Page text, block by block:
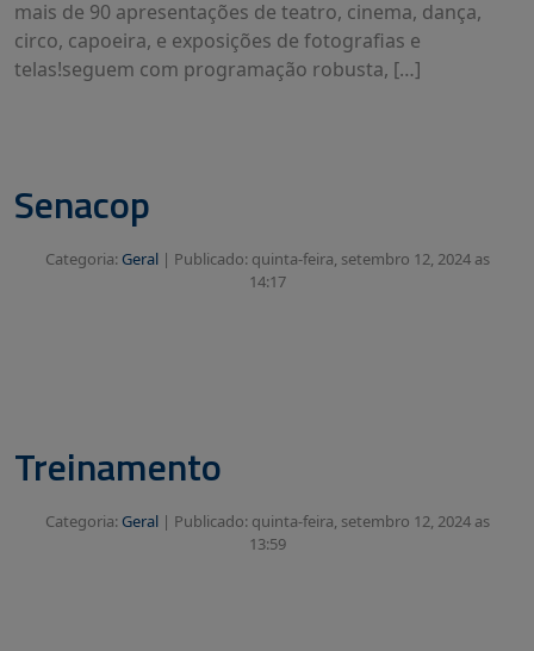
mais de 90 apresentações de teatro, cinema, dança,
circo, capoeira, e exposições de fotografias e
telas!seguem com programação robusta, […]
Senacop
Categoria: Geral| Publicado: quinta-feira, setembro 12, 2024 as
14:17
Treinamento
Categoria: Geral| Publicado: quinta-feira, setembro 12, 2024 as
13:59